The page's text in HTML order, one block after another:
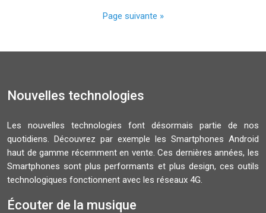
Page suivante »
Nouvelles technologies
Les nouvelles technologies font désormais partie de nos
quotidiens. Découvrez par exemple les Smartphones Android
haut de gamme récemment en vente. Ces dernières années, les
Smartphones sont plus performants et plus design, ces outils
technologiques fonctionnent avec les réseaux 4G.
Écouter de la musique